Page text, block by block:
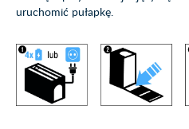
uruchomić pułapkę.